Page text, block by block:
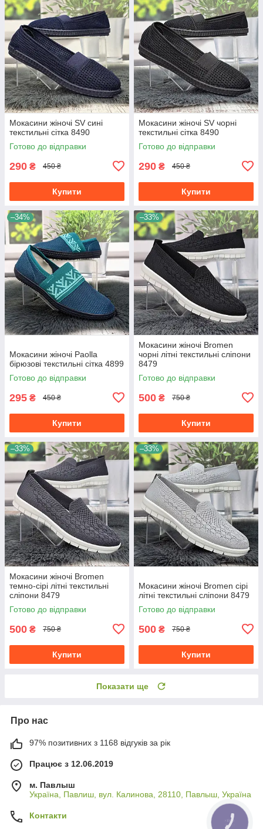
Мокасини жіночі SV сині
текстильні сітка 8490
Готово до відправки
290 ₴ 450 ₴
Купити
Мокасини жіночі SV чорні
текстильні сітка 8490
Готово до відправки
290 ₴ 450 ₴
Купити
–34%
Мокасини жіночі Paolla
бірюзові текстильні сітка 4899
Готово до відправки
295 ₴ 450 ₴
Купити
–33%
Мокасини жіночі Bromen
чорні літні текстильні сліпони
8479
Готово до відправки
500 ₴ 750 ₴
Купити
–33%
Мокасини жіночі Bromen
темно-сірі літні текстильні
сліпони 8479
Готово до відправки
500 ₴ 750 ₴
Купити
–33%
Мокасини жіночі Bromen сірі
літні текстильні сліпони 8479
Готово до відправки
500 ₴ 750 ₴
Купити
Показати ще
Про нас
97% позитивних з 1168 відгуків за рік
Працює з 12.06.2019
м. Павлыш
Україна, Павлиш, вул. Калинова, 28110, Павлыш, Україна
Контакти